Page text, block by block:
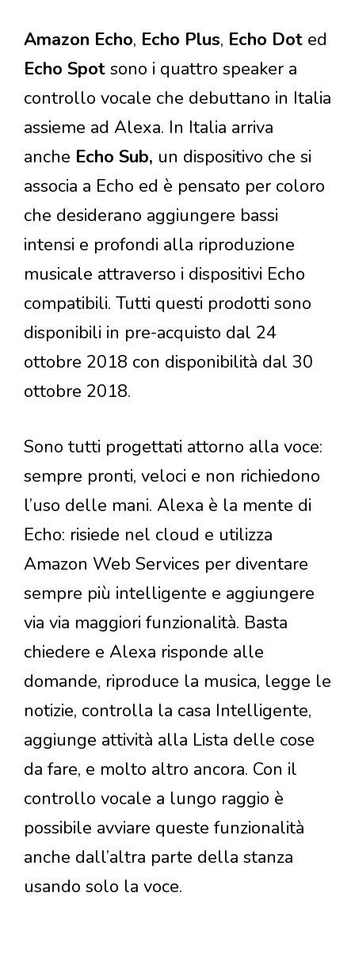
Amazon Echo, Echo Plus, Echo Dot ed
Echo Spot sono i quattro speaker a
controllo vocale che debuttano in Italia
assieme ad Alexa. In Italia arriva
anche Echo Sub, un dispositivo che si
associa a Echo ed è pensato per coloro
che desiderano aggiungere bassi
intensi e profondi alla riproduzione
musicale attraverso i dispositivi Echo
compatibili. Tutti questi prodotti sono
disponibili in pre-acquisto dal 24
ottobre 2018 con disponibilità dal 30
ottobre 2018.
Sono tutti progettati attorno alla voce:
sempre pronti, veloci e non richiedono
l’uso delle mani. Alexa è la mente di
Echo: risiede nel cloud e utilizza
Amazon Web Services per diventare
sempre più intelligente e aggiungere
via via maggiori funzionalità. Basta
chiedere e Alexa risponde alle
domande, riproduce la musica, legge le
notizie, controlla la casa Intelligente,
aggiunge attività alla Lista delle cose
da fare, e molto altro ancora. Con il
controllo vocale a lungo raggio è
possibile avviare queste funzionalità
anche dall’altra parte della stanza
usando solo la voce.